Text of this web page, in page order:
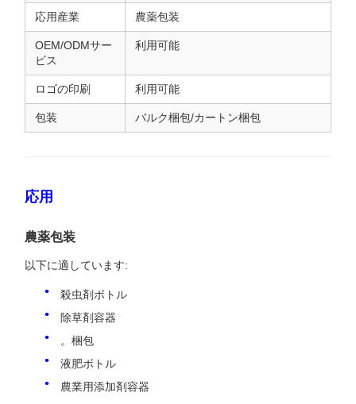
応用産業 農薬包装
OEM/ODMサー
ビス
利用可能
ロゴの印刷 利用可能
包装 バルク梱包/カートン梱包
応用
農薬包装
以下に適しています:
殺虫剤ボトル
除草剤容器
。梱包
液肥ボトル
農業用添加剤容器